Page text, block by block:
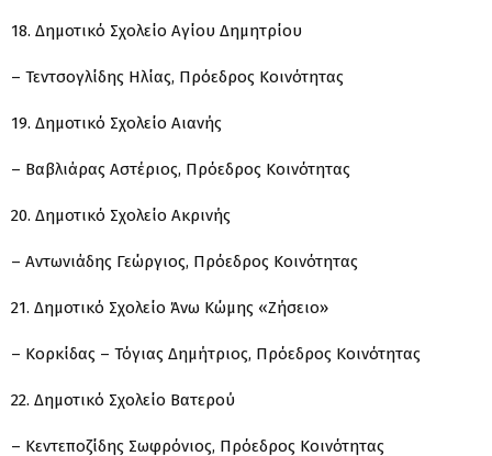
18. Δημοτικό Σχολείο Αγίου Δημητρίου
– Τεντσογλίδης Ηλίας, Πρόεδρος Κοινότητας
19. Δημοτικό Σχολείο Αιανής
– Βαβλιάρας Αστέριος, Πρόεδρος Κοινότητας
20. Δημοτικό Σχολείο Ακρινής
– Αντωνιάδης Γεώργιος, Πρόεδρος Κοινότητας
21. Δημοτικό Σχολείο Άνω Κώμης «Ζήσειο»
– Κορκίδας – Τόγιας Δημήτριος, Πρόεδρος Κοινότητας
22. Δημοτικό Σχολείο Βατερού
– Κεντεποζίδης Σωφρόνιος, Πρόεδρος Κοινότητας